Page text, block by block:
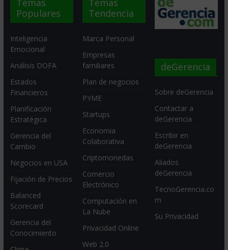
Temas
Populares
Inteligencia
Emocional
Análisis DOFA
Estados
Financieros
Planificación
Estratégica
Gerencia del
Cambio
Negocios en USA
Fijación de Precios
Balanced
Scorecard
Gerencia del
Conocimiento
Temas
Tendencia
Marca Personal
Empresas
familiares
Plan de negocios
PYME
Startups
Economia
Colaborativa
Criptomonedas
Comercio
Electrónico
Computación en
La Nube
Privacidad Online
Web 2.0
deGerencia
Sobre deGerencia
Contactar a
deGerencia
Escribir en
deGerencia
Aliados
deGerencia
TecnoGerencia.co
m
Su Privacidad